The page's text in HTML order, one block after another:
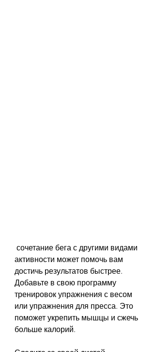
активности может помочь вам
достичь результатов быстрее.
Добавьте в свою программу
тренировок упражнения с весом
или упражнения для пресса. Это
поможет укрепить мышцы и сжечь
больше калорий.